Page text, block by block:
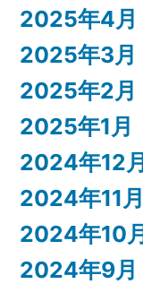
2025年4月
2025年3月
2025年2月
2025年1月
2024年12月
2024年11月
2024年10月
2024年9月